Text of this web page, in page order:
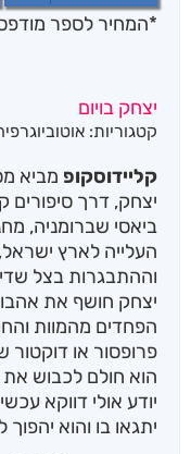
*המחיר לספר
יצחק בויום
קטגוריות:
קליידוסקופ מביא
יצחק, דרך סיפורים
ביאסי שברומניה,
העלייה לארץ
וההתבגרות בצל
יצחק חושף את
הפחדים מהמוות
פרופסור או דוקטור
הוא חולם לכבוש את
יודע אולי דווקא
יתגאו בו והוא